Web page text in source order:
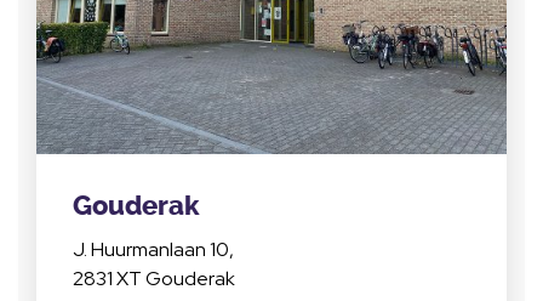
Gouderak
J. Huurmanlaan 10,
2831 XT Gouderak